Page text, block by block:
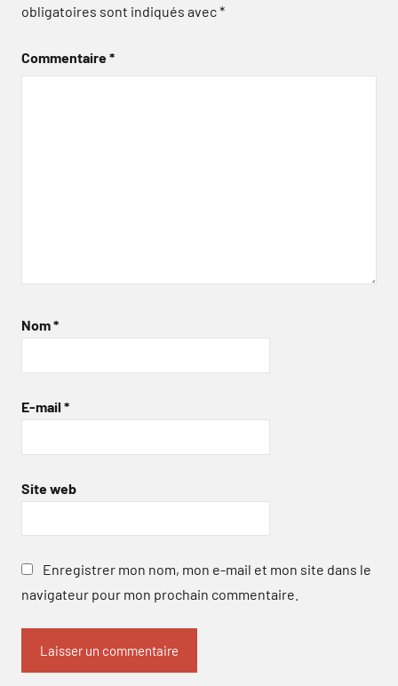
obligatoires sont indiqués avec*
Commentaire*
Nom*
E-mail *
Site web
Enregistrer mon nom, mon e-mail et mon site dans le
navigateur pour mon prochain commentaire.